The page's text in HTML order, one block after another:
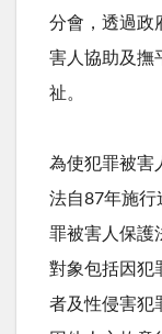
分會，透過政
害人協助及撫
祉。
為使犯罪被害
法自87年施行
罪被害人保護
對象包括因犯
者及性侵害犯